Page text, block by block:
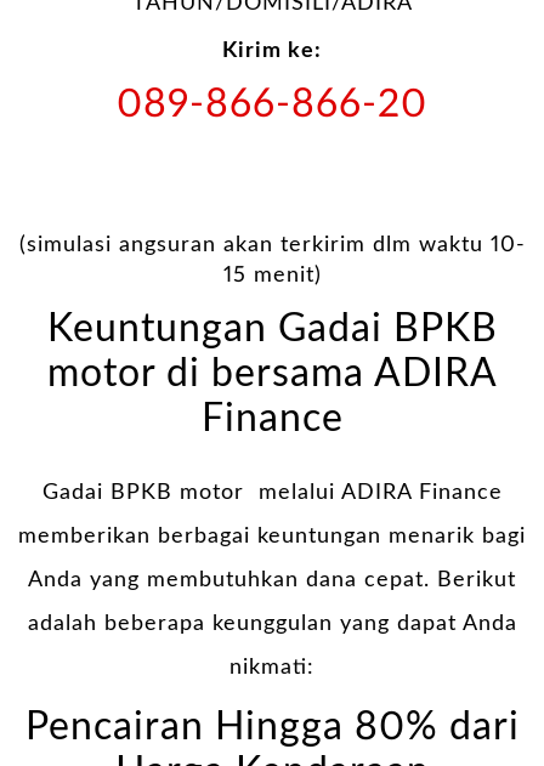
Kirim ke:
089-866-866-20
(simulasi angsuran akan terkirim dlm waktu 10-
15 menit)
Keuntungan Gadai BPKB
motor di bersama ADIRA
Finance
Gadai BPKB motor melalui ADIRA Finance
memberikan berbagai keuntungan menarik bagi
Anda yang membutuhkan dana cepat. Berikut
adalah beberapa keunggulan yang dapat Anda
nikmati:
Pencairan Hingga 80% dari